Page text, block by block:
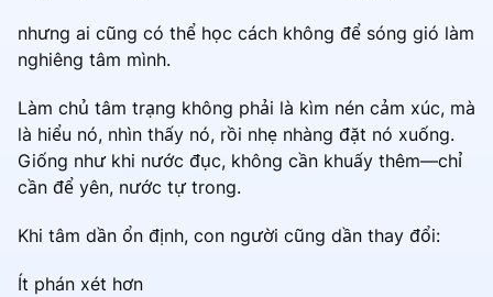
nhưng ai cũng có thể học cách không để sóng gió làm
nghiêng tâm mình.
Làm chủ tâm trạng không phải là kìm nén cảm xúc, mà
là hiểu nó, nhìn thấy nó, rồi nhẹ nhàng đặt nó xuống.
Giống như khi nước đục, không cần khuấy thêm—chỉ
cần để yên, nước tự trong.
Khi tâm dần ổn định, con người cũng dần thay đổi:
Ít phán xét hơn